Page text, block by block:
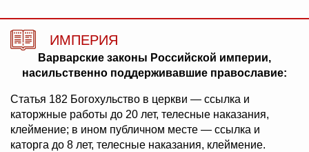
ИМПЕРИЯ
Варварские законы Российской империи,
насильственно поддерживавшие православие:
Статья 182 Богохульство в церкви — ссылка и
каторжные работы до 20 лет, телесные наказания,
клеймение; в ином публичном месте — ссылка и
каторга до 8 лет, телесные наказания, клеймение.